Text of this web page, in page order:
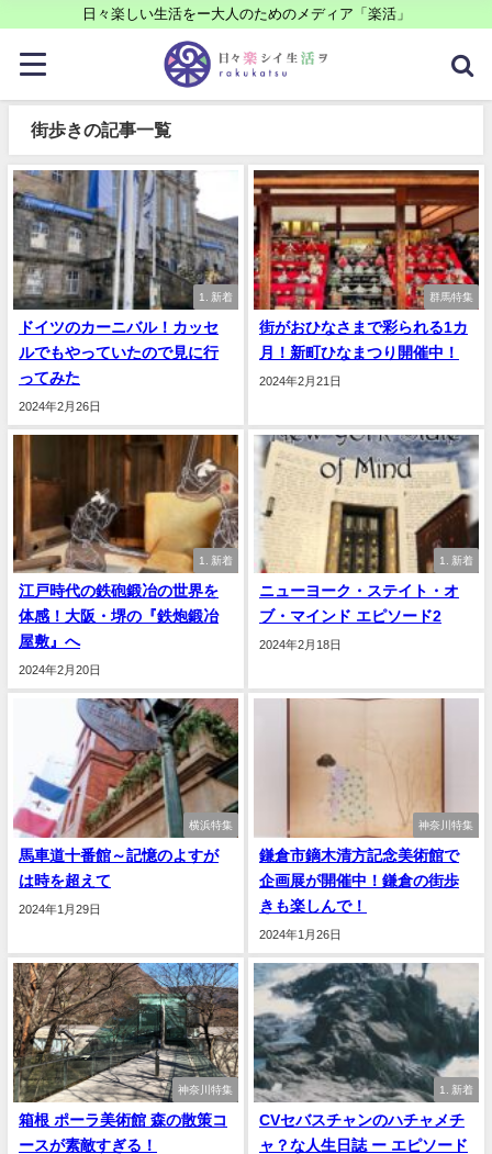
日々楽しい生活をー大人のためのメディア「楽活」
街歩きの記事一覧
1. 新着
ドイツのカーニバル！カッセ
ルでもやっていたので見に行
ってみた
2024年2月26日
群馬特集
街がおひなさまで彩られる1カ
月！新町ひなまつり開催中！
2024年2月21日
1. 新着
江戸時代の鉄砲鍛冶の世界を
体感！大阪・堺の『鉄炮鍛冶
屋敷』へ
2024年2月20日
1. 新着
ニューヨーク・ステイト・オ
ブ・マインド エピソード2
2024年2月18日
横浜特集
馬車道十番館～記憶のよすが
は時を超えて
2024年1月29日
神奈川特集
鎌倉市鏑木清方記念美術館で
企画展が開催中！鎌倉の街歩
きも楽しんで！
2024年1月26日
神奈川特集
箱根 ポーラ美術館 森の散策コ
ースが素敵すぎる！
1. 新着
CVセバスチャンのハチャメチ
ャ？な人生日誌 ー エピソード